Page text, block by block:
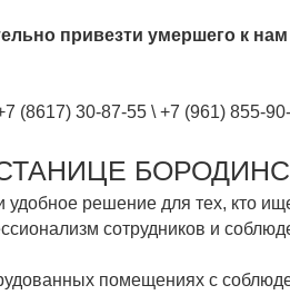
привезти умершего к
(8617) 30-87-55 \ +7 (961) 855-
решение для тех, кто
сотрудников и
помещениях с